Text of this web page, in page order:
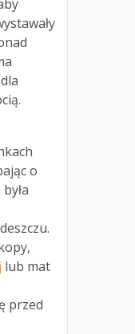
o
lub mat
przed